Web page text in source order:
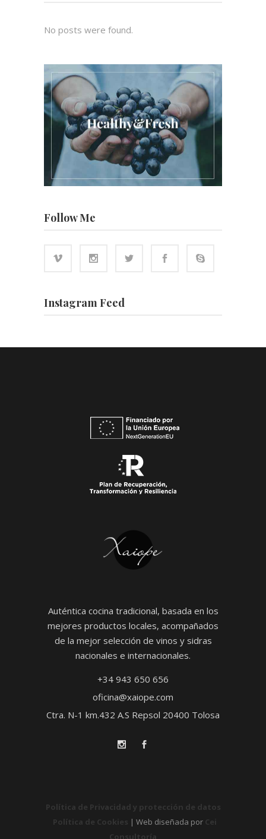
No posts were found.
Follow Me
Instagram Feed
Auténtica cocina tradicional, basada en los
mejores productos locales, acompañados
de la mejor selección de vinos y sidras
nacionales e internacionales.
+34 943 650 656
oficina@xaiope.com
Ctra. N-1 km.432 A.S Repsol 20400 Tolosa
Política de Privacidad y protección de datos
Política de Cookies | Web diseñada por Cei
Consultoría